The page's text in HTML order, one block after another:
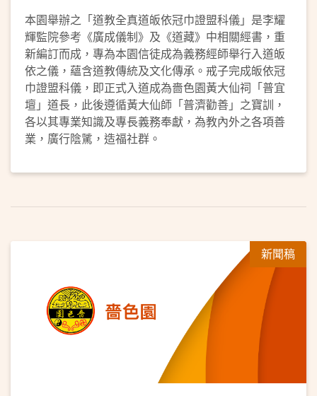
本園舉辦之「道教全真道皈依冠巾證盟科儀」是李耀
輝監院參考《廣成儀制》及《道藏》中相關經書，重
新編訂而成，專為本園信徒成為義務經師舉行入道皈
依之儀，蘊含道教傳統及文化傳承。戒子完成皈依冠
巾證盟科儀，即正式入道成為嗇色園黃大仙祠「普宜
壇」道長，此後遵循黃大仙師「普濟勸善」之寶訓，
各以其專業知識及專長義務奉獻，為教內外之各項善
業，廣行陰騭，造福社群。
新聞稿